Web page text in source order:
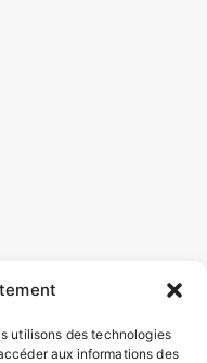
utilisons des technologies
aux informations des